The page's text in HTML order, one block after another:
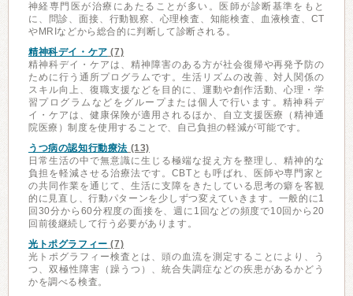
神経専門医が治療にあたることが多い。医師が診断基準をもと
に、問診、面接、行動観察、心理検査、知能検査、血液検査、CT
やMRIなどから総合的に判断して診断される。
精神科デイ・ケア (7)
精神科デイ・ケアは、精神障害のある方が社会復帰や再発予防の
ために行う通所プログラムです。生活リズムの改善、対人関係の
スキル向上、復職支援などを目的に、運動や創作活動、心理・学
習プログラムなどをグループまたは個人で行います。精神科デ
イ・ケアは、健康保険が適用されるほか、自立支援医療（精神通
院医療）制度を使用することで、自己負担の軽減が可能です。
うつ病の認知行動療法 (13)
日常生活の中で無意識に生じる極端な捉え方を整理し、精神的な
負担を軽減させる治療法です。CBTとも呼ばれ、医師や専門家と
の共同作業を通じて、生活に支障をきたしている思考の癖を客観
的に見直し、行動パターンを少しずつ変えていきます。一般的に1
回30分から60分程度の面接を、週に1回などの頻度で10回から20
回前後継続して行う必要があります。
光トポグラフィー (7)
光トポグラフィー検査とは、頭の血流を測定することにより、う
つ、双極性障害（躁うつ）、統合失調症などの疾患があるかどう
かを調べる検査。